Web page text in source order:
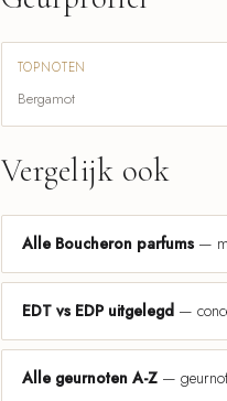
TOPNOTEN
Bergamot
Vergelijk ook
Alle Boucheron parfums —
EDT vs EDP uitgelegd —
Alle geurnoten A-Z —